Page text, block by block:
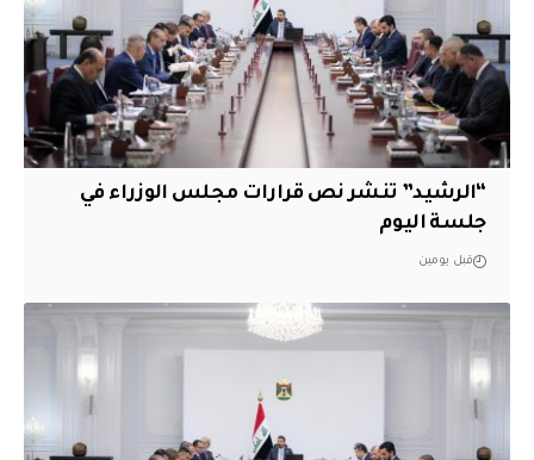
“الرشيد” تنشر نص قرارات مجلس الوزراء في
جلسة اليوم
قبل يومين